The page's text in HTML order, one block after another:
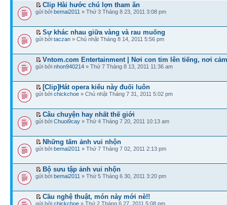
Clip Hài hước chú lợn tham ăn
gửi bởi bemai2011 » Thứ 3 Tháng 8 23, 2011 3:08 pm
Sự khác nhau giữa vàng và rau muống
gửi bởi taczan » Chủ nhật Tháng 8 14, 2011 5:56 pm
Vntom.com Entertainment | Nơi con tim lên tiếng, nơi
gửi bởi nhon940214 » Thứ 7 Tháng 8 13, 2011 11:36 am
[Clip]Hát opera kiểu này đuối luôn
gửi bởi chickchoe » Chủ nhật Tháng 7 31, 2011 5:02 pm
Câu chuyện hay nhất thế giới
gửi bởi Chuoi9cay » Thứ 4 Tháng 7 20, 2011 10:13 am
Những tấm ảnh vui nhộn
gửi bởi bemai2011 » Thứ 7 Tháng 7 02, 2011 2:13 pm
Bộ sưu tập ảnh vui nhộn
gửi bởi bemai2011 » Thứ 5 Tháng 6 30, 2011 3:20 pm
Cầu nghệ thuật, món này mới nè!!
gửi bởi chickchoe » Thứ 2 Tháng 6 27, 2011 5:08 pm